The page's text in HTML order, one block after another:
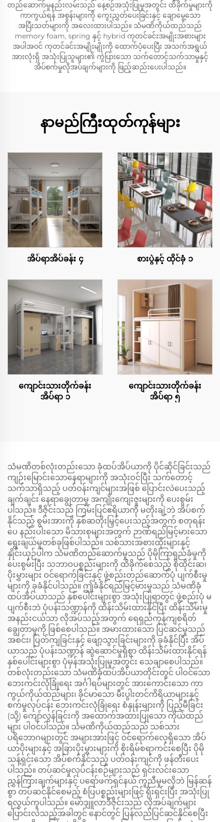
တည်ဆောက်မှုနည်းလမ်းသည် နေ့စဉ်အသုံးပြုမှုအတွင်း ထိခိုက်မှုများကို
ကာကွယ်ရန် အစွန်းများကို ကွေးညွှတ်ပေးခြင်းနှင့် ချောမွေ့သော
အပြီးသတ်များကို အလေးထားပါသည်။ သံမဏိကိုယ်ထည်သည်
memory foam, spring နှင့် hybrid ကုတင်ခင်းအမျိုးအစားများ
အပါအဝင် ကုတင်ခင်းအမျိုးမျိုးကို ထောက်ပံ့ပေးပြီး အသက်အရွယ်
အားလုံးရှိ အသုံးပြုသူများ၏ ကွဲပြားသော သက်တောင့်သက်သာမှုနှင့်
အိပ်စက်မှုလိုအပ်ချက်များကို ဖြည့်ဆည်းပေးပါသည်။
နာမည်ကြီးထုတ်ကုန်များ
အိပ်ရာအိပ်ခန်း ၄ စားပွဲနှင့် ထိုင်ခုံ ၁
ကျောင်းသားတိုက်ခန်း
အိပ်ရာ ၁
ကျောင်းသားတိုက်ခန်း
အိပ်ရာ ၅
သံမဏိတစ်လုံးတည်းသော ခုံထပ်အိပ်ယာကို ပိုင်ဆိုင်ခြင်းသည်
ကျဉ်းမြောင်းသောနေရာများကို အသုံးဝင်ပြီး သက်တောင့်
သက်သာရှိသည့် ပတ်ဝန်းကျင်များအဖြစ် ပြောင်းလဲပေးသည့်
ချက်ချင်း နေရာချွေတာမှု အကျိုးကျေးဇူးများကို ပေးစွမ်း
ပါသည်။ ဒီဇိုင်းသည် ကြမ်းပြင်ဧရိယာကို မတိုးချဲ့ဘဲ အိပ်စက်
နိုင်သည့် စွမ်းအားကို နှစ်ဆတိုးမြှင့်ပေးသည့်အတွက် စတုရန်း
ပေ နည်းပါးသော မိသားစုများအတွက် ဉာဏ်ရည်မြင့်မားသော
ရွေးချယ်မှုတစ်ခုဖြစ်ပါသည်။ သစ်သားအစားထိုးများနှင့်
နှိုင်းယှဉ်ပါက သံမဏိတည်ဆောက်မှုသည် ပိုမိုကြာရှည်ခံမှုကို
ပေးစွမ်းပြီး သဘာဝပစ္စည်းများကို ထိခိုက်စေသည့် စိုထိုင်းဆ၊
ပိုးမွှားများ ဝင်ရောက်ခြင်းနှင့် ဖွဲ့စည်းတည်ဆောက်ပုံ ပျက်စီးမှု
များကို ခုခံနိုင်ပါသည်။ ဤခံနိုင်ရည်မြင့်မားမှုသည် သံမဏိခုံ
ထပ်အိပ်ယာသည် နှစ်ပေါင်းများစွာ အသုံးပြုရာတွင် ဖွဲ့စည်းပုံ မ
ပျက်စီးဘဲ ပုံပန်းသဏ္ဍာန်ကို ထိန်းသိမ်းထားနိုင်ပြီး ထိန်းသိမ်းမှု
အနည်းငယ်သာ လိုအပ်သည့်အတွက် ရေရှည်ကုန်ကျစရိတ်
ချွေတာမှုကို ဖြစ်စေပါသည်။ အမားထားသော ပြင်ဆင်မှုသည်
အစင်း၊ ပြတ်ကျခြင်းနှင့် ဖျော့သွားခြင်းများကို ခုခံနိုင်ပြီး အိပ်
ယာသည် ပုံပန်းသဏ္ဍာန် ဆွဲဆောင်မှုရှိစွာ ထိန်းသိမ်းထားနိုင်ရန်
နှစ်ပေါင်းများစွာ ပုံမှန်အသုံးပြုမှုအတွင်း သေချာစေပါသည်။
တစ်လုံးတည်းသော သံမဏိခုံထပ်အိပ်ယာတိုင်းတွင် ပါဝင်သော
ဘေးကင်းလုံခြုံရေး အင်္ဂါရပ်များတွင် အားကောင်းသော ကာ
ကွယ်ကိုယ်ထည်များ၊ ခိုင်မာသော မီးပွါးတင်ကိရိယာများနှင့်
စက်မှုလုပ်ငန်း ဘေးကင်းလုံခြုံရေး စံနှုန်းများကို ပြည့်မီခြင်း
(သို့) ကျော်လွန်ခြင်းကို အထောက်အထားပြုသော ကိုယ်ထည်
များ ပါဝင်ပါသည်။ သံမဏိကိုယ်ထည်သည် သစ်သား
ပရိဘောဂများတွင် အများအားဖြင့် ဝင်ရောက်လေ့ရှိသော အိပ်
ယာပိုးများနှင့် အခြားပိုးမွှားများကို စိုးရိမ်စရာကင်းစေပြီး ပိုမို
သန့်ရှင်းသော အိပ်စက်နိုင်သည့် ပတ်ဝန်းကျင်ကို ဖန်တီးပေး
ပါသည်။ တပ်ဆင်မှုလုပ်ငန်းစဉ်များသည် ရှင်းလင်းသော
ညွှန်ကြားချက်များနှင့် ပရော်ဖက်ရှင်နယ် ကူညီမှုမလိုဘဲ မြန်ဆန်
စွာ တပ်ဆင်နိုင်စေမည့် စံပြပစ္စည်းများဖြင့် ရိုးရှင်းပြီး အသုံးပြု
ရလွယ်ကူပါသည်။ မော်ဒျူလာဒီဇိုင်းသည် လိုအပ်ချက်များ
ပြောင်းလဲသည့်အခါတွင် နောင်တွင် ပြန်လည်ပြင်ဆင်နိုင်စေပြီး